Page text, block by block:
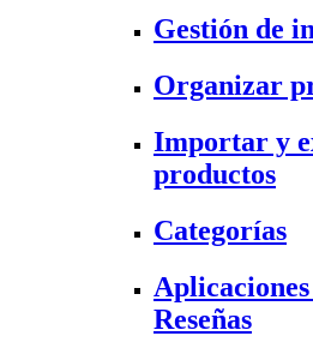
Gestión de
Organizar
Importar y
productos
Categorías
Reseñas